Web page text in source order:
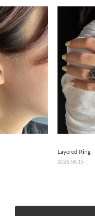
Layered Ring
2026.06.15